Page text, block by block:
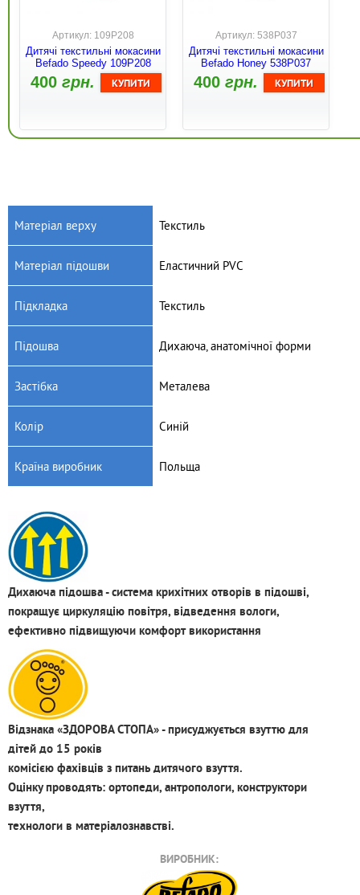
Артикул: 109P208
Дитячі текстильні мокасини
Befado Speedy 109P208
400грн.
Артикул: 538P037
Дитячі текстильні мокасини
Befado Honey 538P037
400грн.
Befado Skate 290Y210
525грн.
Befado Skate 290Y212
Матеріал верху Текстиль
Матеріал підошви Еластичний PVC
Підкладка Текстиль
Підошва Дихаюча, анатомічної форми
Застібка Металева
Колір Синій
Країна виробник Польща
Дихаюча підошва - система крихітних отворів в підошві,
покращує циркуляцію повітря, відведення вологи,
ефективно підвищуючи комфорт використання
Відзнака «ЗДОРОВА СТОПА» - присуджується взуттю для
дітей до 15 років
комісією фахівців з питань дитячого взуття.
Оцінку проводять: ортопеди, антропологи, конструктори
взуття,
технологи в матеріалознавстві.
ВИРОБНИК: